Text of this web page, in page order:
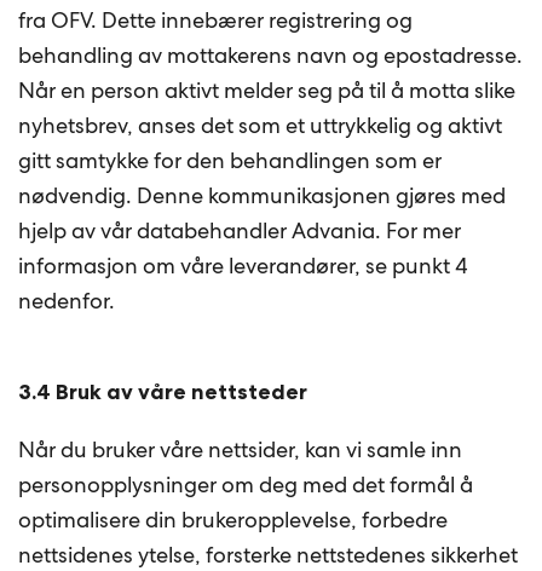
fra OFV. Dette innebærer registrering og
behandling av mottakerens navn og epostadresse.
Når en person aktivt melder seg på til å motta slike
nyhetsbrev, anses det som et uttrykkelig og aktivt
gitt samtykke for den behandlingen som er
nødvendig. Denne kommunikasjonen gjøres med
hjelp av vår databehandler Advania. For mer
informasjon om våre leverandører, se punkt 4
nedenfor.
3.4 Bruk av våre nettsteder
Når du bruker våre nettsider, kan vi samle inn
personopplysninger om deg med det formål å
optimalisere din brukeropplevelse, forbedre
nettsidenes ytelse, forsterke nettstedenes sikkerhet